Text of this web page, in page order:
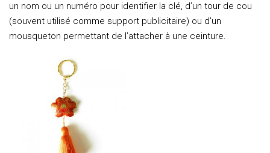
un nom ou un numéro pour identifier la clé, d’un tour de cou
(souvent utilisé comme support publicitaire) ou d’un
mousqueton permettant de l’attacher à une ceinture.